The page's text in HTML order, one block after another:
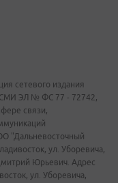
сетевого издания
СМИ ЭЛ № ФС 77 - 72742,
связи,
"Дальневосточный
ул. Уборевича,
Юрьевич. Адрес
ул. Уборевича,